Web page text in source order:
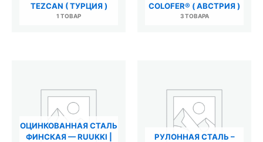
TEZCAN ( ТУРЦИЯ )
1 ТОВАР
COLOFER® ( АВСТРИЯ )
3 ТОВАРА
ОЦИНКОВАННАЯ СТАЛЬ
ФИНСКАЯ — RUUKKI |
РУЛОННАЯ СТАЛЬ –